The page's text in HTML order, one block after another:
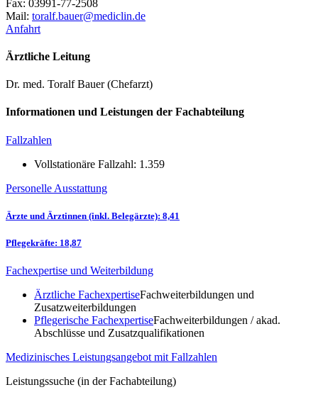
Fax: 03991-77-2508
Mail: ed.nilcidem@reuab.flarot
Anfahrt
Ärztliche Leitung
Dr. med. Toralf Bauer (Chefarzt)
Informationen und Leistungen der Fachabteilung
Fallzahlen
Vollstationäre Fallzahl: 1.359
Personelle Ausstattung
Ärzte und Ärztinnen (inkl. Belegärzte): 8,41
Pflegekräfte: 18,87
Fachexpertise und Weiterbildung
Ärztliche FachexpertiseFachweiterbildungen und
Zusatzweiterbildungen
Pflegerische FachexpertiseFachweiterbildungen / akad.
Abschlüsse und Zusatzqualifikationen
Medizinisches Leistungsangebot mit Fallzahlen
Leistungssuche (in der Fachabteilung)